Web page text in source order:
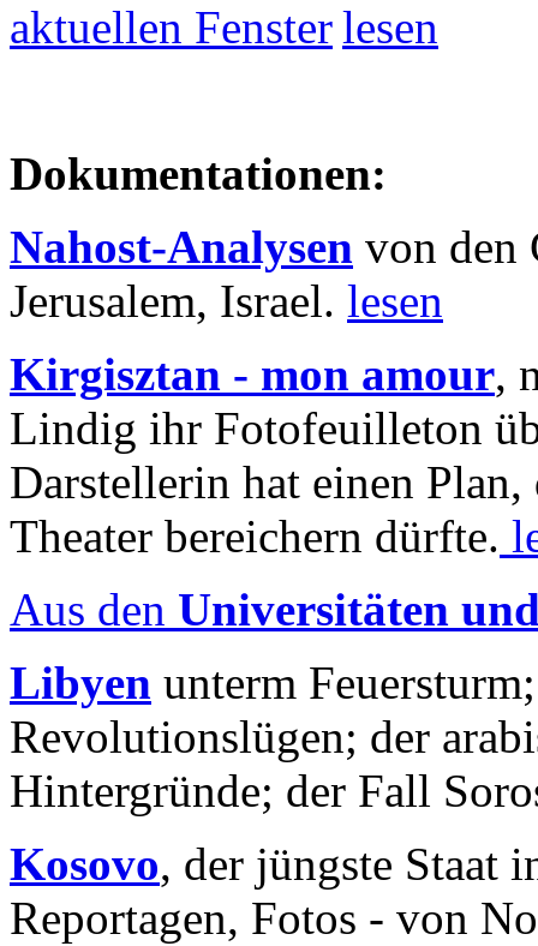
lesen
Dokumentationen:
Nahost-Analysen von den
Jerusalem, Israel. lesen
Kirgisztan - mon amour,
Lindig ihr Fotofeuilleton
Darstellerin hat einen Plan,
Theater bereichern dürfte.
Aus den Universitäten
Libyen unterm
Revolutionslügen; der
Hintergründe; der Fall
Kosovo, der jüngste Staat
Reportagen, Fotos - von